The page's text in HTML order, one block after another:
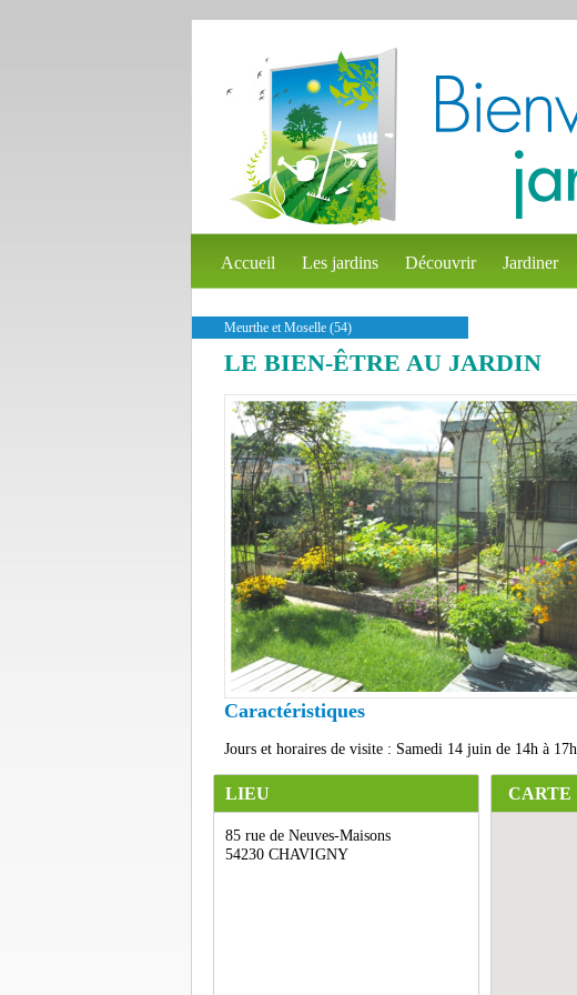
Accueil Les jardins Découvrir Jardiner
Meurthe et Moselle (54)
LE BIEN-ÊTRE AU JARDIN
Caractéristiques
Jours et horaires de visite : Samedi 14 juin de 14h à
LIEU
85 rue de Neuves-Maisons
54230 CHAVIGNY
CARTE